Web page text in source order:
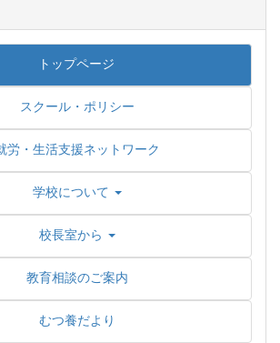
トップページ
スクール・ポリシー
労・生活支援ネットワーク
学校について
校長室から
教育相談のご案内
むつ養だより